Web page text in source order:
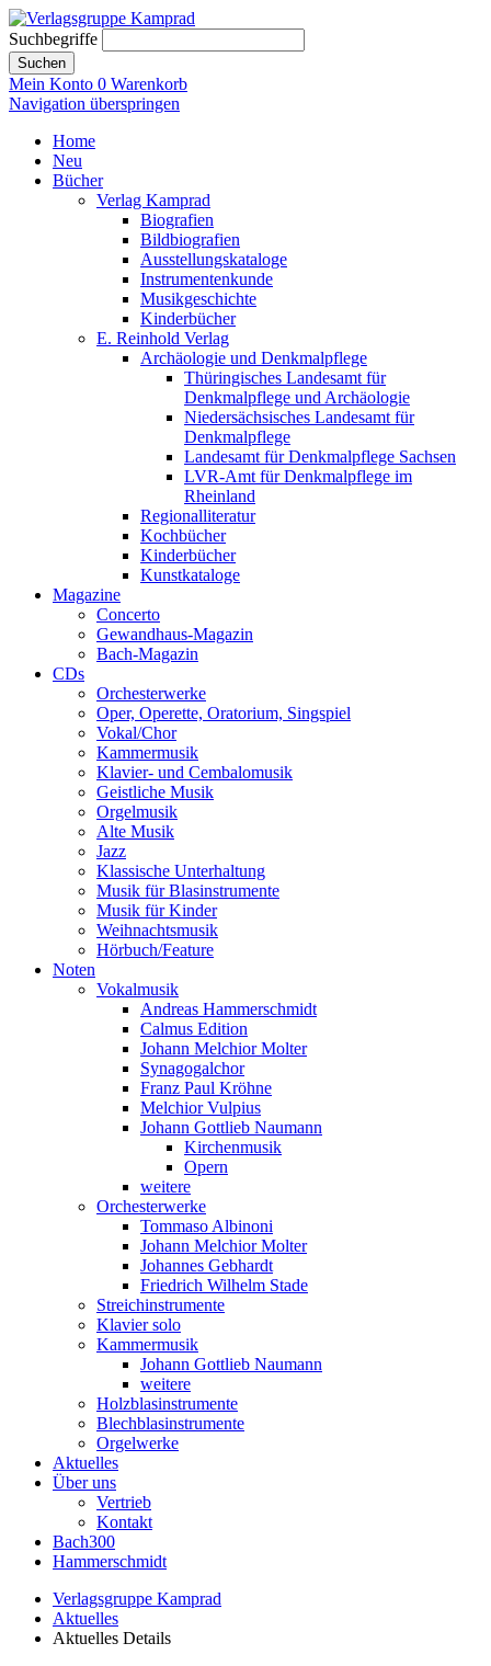
Suchbegriffe
Suchen
Mein Konto 0 Warenkorb
Navigation überspringen
Home
Neu
Bücher
Verlag Kamprad
Biografien
Bildbiografien
Ausstellungskataloge
Instrumentenkunde
Musikgeschichte
Kinderbücher
E. Reinhold Verlag
Archäologie und Denkmalpflege
Thüringisches Landesamt für
Denkmalpflege und Archäologie
Niedersächsisches Landesamt für
Denkmalpflege
Landesamt für Denkmalpflege Sachsen
LVR-Amt für Denkmalpflege im
Rheinland
Regionalliteratur
Kochbücher
Kinderbücher
Kunstkataloge
Magazine
Concerto
Gewandhaus-Magazin
Bach-Magazin
CDs
Orchesterwerke
Oper, Operette, Oratorium, Singspiel
Vokal/Chor
Kammermusik
Klavier- und Cembalomusik
Geistliche Musik
Orgelmusik
Alte Musik
Jazz
Klassische Unterhaltung
Musik für Blasinstrumente
Musik für Kinder
Weihnachtsmusik
Hörbuch/Feature
Noten
Vokalmusik
Andreas Hammerschmidt
Calmus Edition
Johann Melchior Molter
Synagogalchor
Franz Paul Kröhne
Melchior Vulpius
Johann Gottlieb Naumann
Kirchenmusik
Opern
weitere
Orchesterwerke
Tommaso Albinoni
Johann Melchior Molter
Johannes Gebhardt
Friedrich Wilhelm Stade
Streichinstrumente
Klavier solo
Kammermusik
Johann Gottlieb Naumann
weitere
Holzblasinstrumente
Blechblasinstrumente
Orgelwerke
Aktuelles
Über uns
Vertrieb
Kontakt
Bach300
Hammerschmidt
Verlagsgruppe Kamprad
Aktuelles
Aktuelles Details